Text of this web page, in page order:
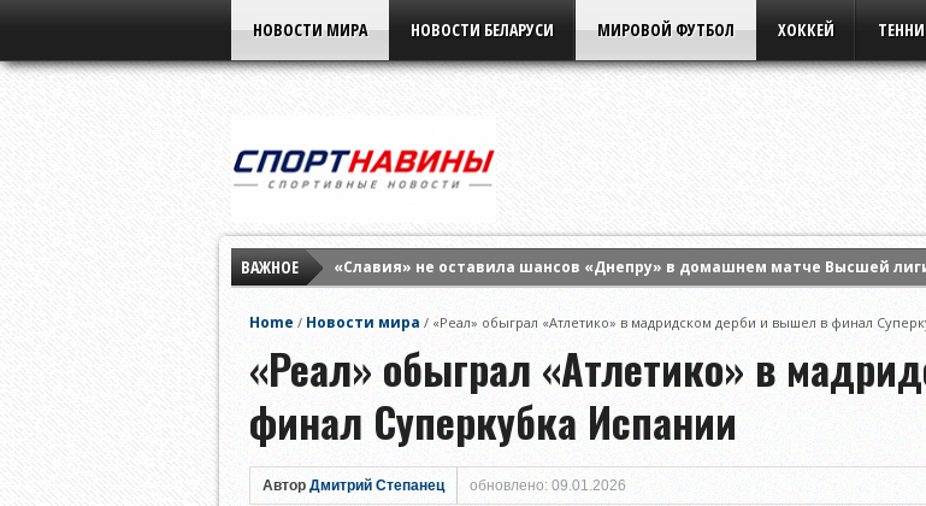
НОВОСТИ МИРА НОВОСТИ БЕЛАРУСИ МИРОВОЙ ФУТБОЛ ХОККЕЙ
ВАЖНОЕ
«Славия» не оставила шансов «Днепру» в домашнем матче Высшей
Home / Новости мира / «Реал» обыграл «Атлетико» в мадридском дерби и вышел в финал
«Реал» обыграл «Атлетико» в
финал Суперкубка Испании
Автор Дмитрий Степанец обновлено: 09.01.2026